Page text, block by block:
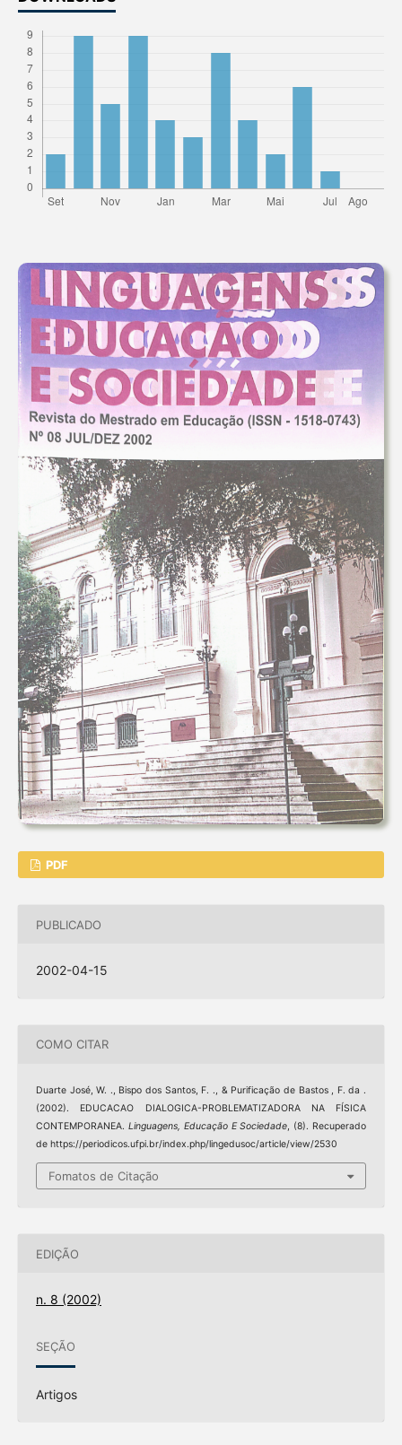
PDF
PUBLICADO
2002-04-15
COMO CITAR
Duarte José, W. ., Bispo dos Santos, F. ., & Purificação de Bastos , F. da .
(2002). EDUCACAO DIALOGICA-PROBLEMATIZADORA NA FÍSICA
CONTEMPORANEA. Linguagens, Educação E Sociedade , (8). Recuperado
de https://periodicos.ufpi.br/index.php/lingedusoc/article/view/2530
Fomatos de Citação
EDIÇÃO
n. 8 (2002)
SEÇÃO
Artigos